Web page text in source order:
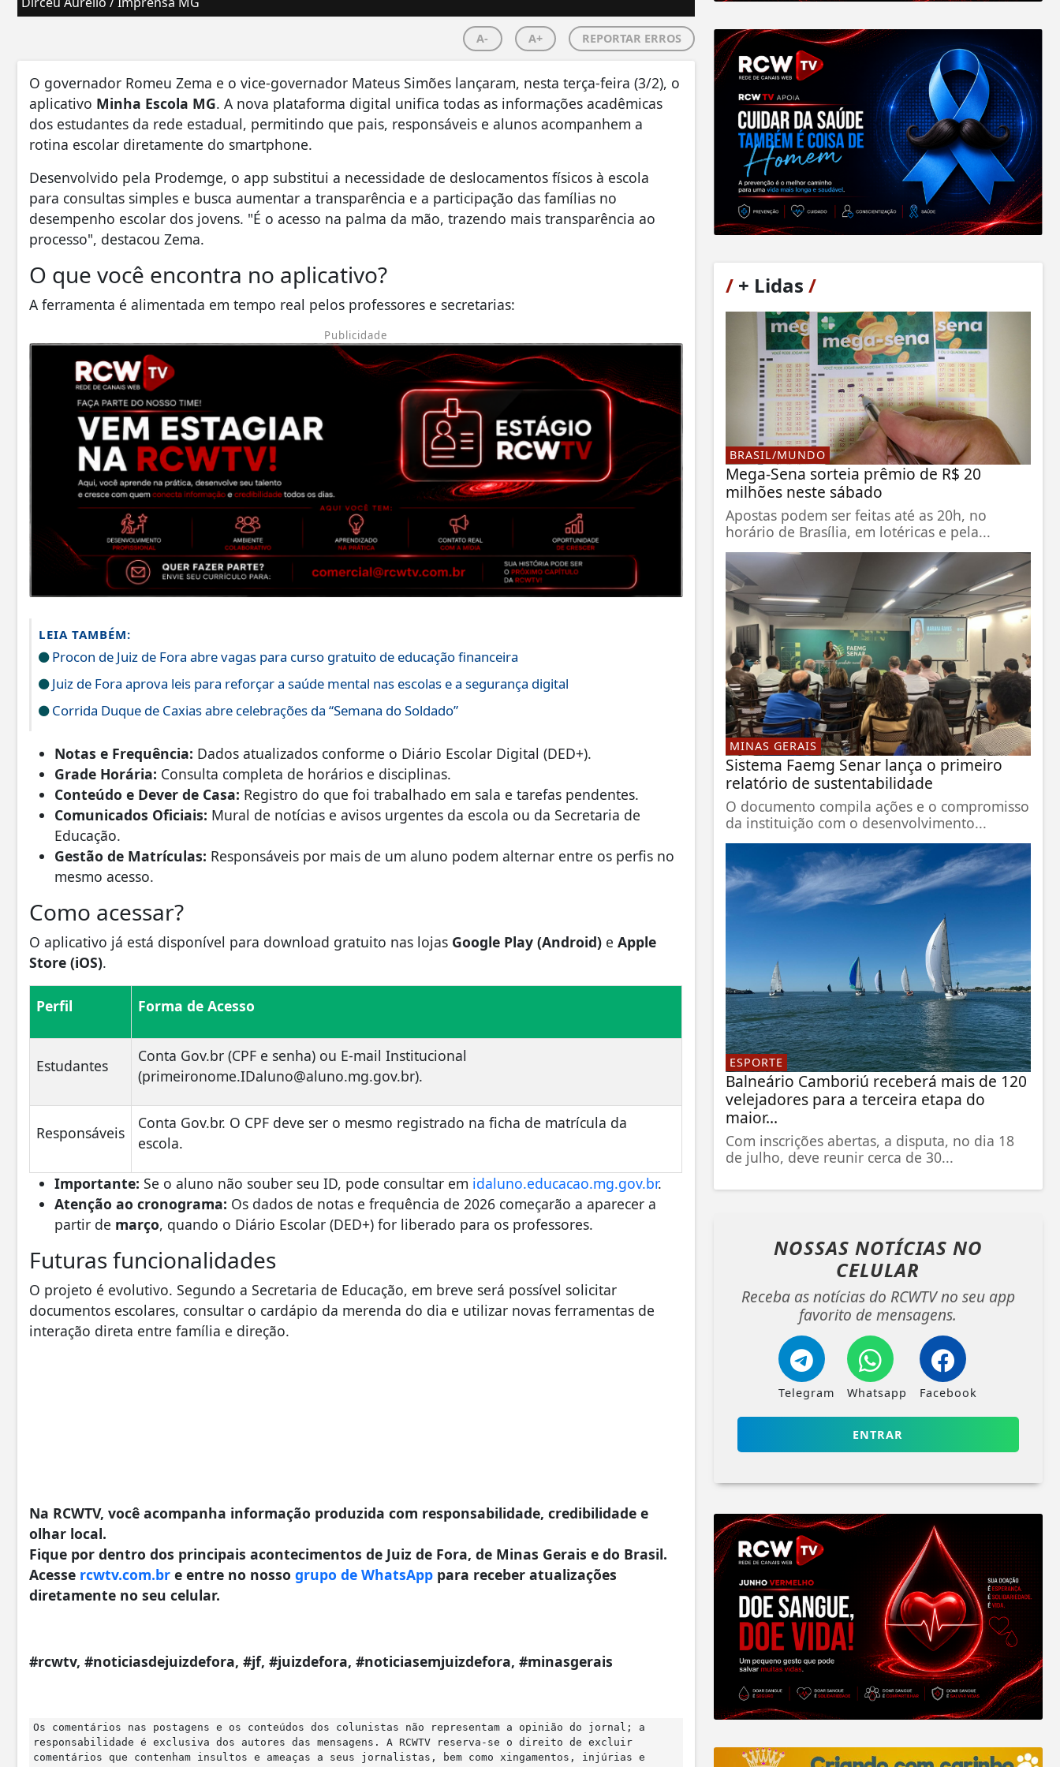
A- A+ REPORTAR ERROS
​O governador Romeu Zema e o vice-governador Mateus Simões lançaram, nesta terça-feira (3/2), o
aplicativo Minha Escola MG. A nova plataforma digital unifica todas as informações acadêmicas
dos estudantes da rede estadual, permitindo que pais, responsáveis e alunos acompanhem a
rotina escolar diretamente do smartphone.
​Desenvolvido pela Prodemge, o app substitui a necessidade de deslocamentos físicos à escola
para consultas simples e busca aumentar a transparência e a participação das famílias no
desempenho escolar dos jovens. "É o acesso na palma da mão, trazendo mais transparência ao
processo", destacou Zema.
​O que você encontra no aplicativo?
​A ferramenta é alimentada em tempo real pelos professores e secretarias:
Publicidade
LEIA TAMBÉM:
Procon de Juiz de Fora abre vagas para curso gratuito de educação financeira
Juiz de Fora aprova leis para reforçar a saúde mental nas escolas e a segurança digital
Corrida Duque de Caxias abre celebrações da “Semana do Soldado”
Notas e Frequência: Dados atualizados conforme o Diário Escolar Digital (DED+).
Grade Horária: Consulta completa de horários e disciplinas.
Conteúdo e Dever de Casa: Registro do que foi trabalhado em sala e tarefas pendentes.
Comunicados Oficiais: Mural de notícias e avisos urgentes da escola ou da Secretaria de
Educação.
Gestão de Matrículas: Responsáveis por mais de um aluno podem alternar entre os perfis no
mesmo acesso.
​Como acessar?
​O aplicativo já está disponível para download gratuito nas lojas Google Play (Android) e Apple
Store (iOS).
Perfil Forma de Acesso
Estudantes
Conta Gov.br (CPF e senha) ou E-mail Institucional
(primeironome.IDaluno@aluno.mg.gov.br).
Responsáveis
Conta Gov.br. O CPF deve ser o mesmo registrado na ficha de matrícula da
escola.
Importante: Se o aluno não souber seu ID, pode consultar em idaluno.educacao.mg.gov.br.
Atenção ao cronograma: Os dados de notas e frequência de 2026 começarão a aparecer a
partir de março, quando o Diário Escolar (DED+) for liberado para os professores.
​Futuras funcionalidades
​O projeto é evolutivo. Segundo a Secretaria de Educação, em breve será possível solicitar
documentos escolares, consultar o cardápio da merenda do dia e utilizar novas ferramentas de
interação direta entre família e direção.
Na RCWTV, você acompanha informação produzida com responsabilidade, credibilidade e
olhar local.
Fique por dentro dos principais acontecimentos de Juiz de Fora, de Minas Gerais e do Brasil.
Acesse rcwtv.com.br e entre no nosso grupo de WhatsApp para receber atualizações
diretamente no seu celular.
#rcwtv, #noticiasdejuizdefora, #jf, #juizdefora, #noticiasemjuizdefora, #minasgerais
Os comentários nas postagens e os conteúdos dos colunistas não representam a opinião do jornal; a
responsabilidade é exclusiva dos autores das mensagens. A RCWTV reserva-se o direito de excluir
comentários que contenham insultos e ameaças a seus jornalistas, bem como xingamentos, injúrias e
/+ Lidas /
BRASIL/MUNDO
Mega-Sena sorteia prêmio de R$ 20
milhões neste sábado
Apostas podem ser feitas até as 20h, no
horário de Brasília, em lotéricas e pela...
MINAS GERAIS
Sistema Faemg Senar lança o primeiro
relatório de sustentabilidade
O documento compila ações e o compromisso
da instituição com o desenvolvimento...
ESPORTE
Balneário Camboriú receberá mais de 120
velejadores para a terceira etapa do
maior...
Com inscrições abertas, a disputa, no dia 18
de julho, deve reunir cerca de 30...
NOSSAS NOTÍCIAS NO
CELULAR
Receba as notícias do RCWTV no seu app
favorito de mensagens.
Telegram Whatsapp Facebook
ENTRAR